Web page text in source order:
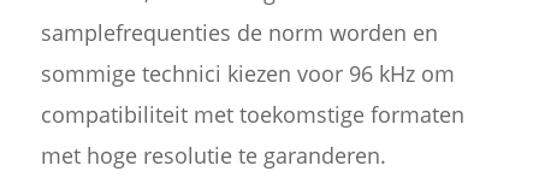
samplefrequenties de norm worden en
sommige technici kiezen voor 96 kHz om
compatibiliteit met toekomstige formaten
met hoge resolutie te garanderen.